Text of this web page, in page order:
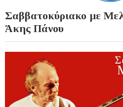
Σαββατοκύριακο με
Άκης Πάνου